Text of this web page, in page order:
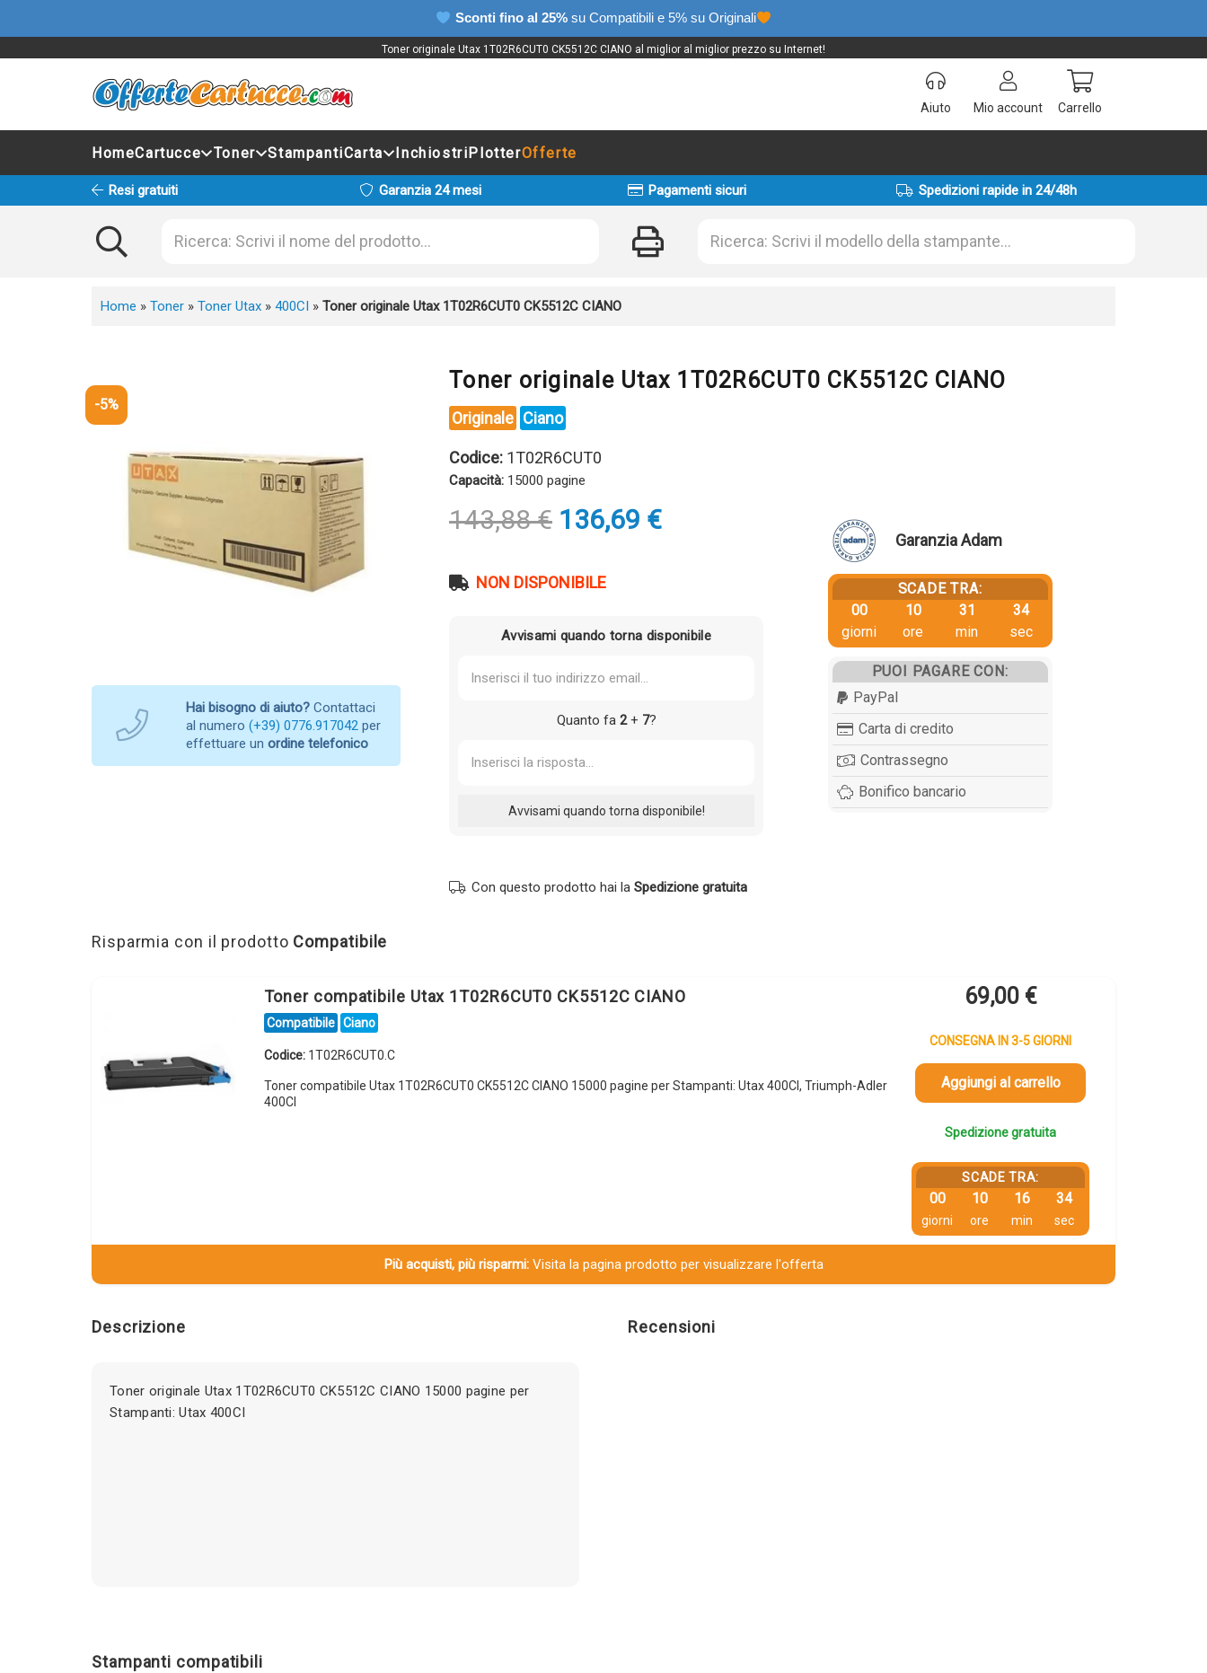
Sconti fino al 25% su Compatibili e 5% su Originali
Toner originale Utax 1T02R6CUT0 CK5512C CIANO al miglior al miglior prezzo su Internet!
Aiuto Mio account Carrello
HomeCartucce Toner StampantiCarta InchiostriPlotterOfferte
Resi gratuiti Garanzia 24 mesi Pagamenti sicuri Spedizioni rapide in 24/48h
Home » Toner » Toner Utax » 400CI » Toner originale Utax 1T02R6CUT0 CK5512C CIANO
-5%
Hai bisogno di aiuto? Contattaci
al numero (+39) 0776.917042 per
effettuare un ordine telefonico
Toner originale Utax 1T02R6CUT0 CK5512C CIANO
Originale Ciano
Codice: 1T02R6CUT0
Capacità: 15000 pagine
143,88€ Il
prezzo
era:
136,69 €Il
NON DISPONIBILE
Avvisami quando torna disponibile
Quanto fa 2+ 7?
Con questo prodotto hai la Spedizione gratuita
Garanzia Adam
SCADE TRA:
00
giorni
10
ore
31
min
34
sec
PUOI PAGARE CON:
PayPal
Carta di credito
Contrassegno
Bonifico bancario
Risparmia con il prodotto Compatibile
Toner compatibile Utax 1T02R6CUT0 CK5512C CIANO
Compatibile Ciano
Codice: 1T02R6CUT0.C
Toner compatibile Utax 1T02R6CUT0 CK5512C CIANO 15000 pagine per Stampanti: Utax 400CI, Triumph-Adler
400CI
69,00 €
CONSEGNA IN 3-5 GIORNI
Aggiungi al carrello
Spedizione gratuita
SCADE TRA:
00
giorni
10
ore
16
min
34
sec
Più acquisti, più risparmi:Visita la pagina prodotto per visualizzare l'offerta
Descrizione
Toner originale Utax 1T02R6CUT0 CK5512C CIANO 15000 pagine per
Stampanti: Utax 400CI
Recensioni
Stampanti compatibili